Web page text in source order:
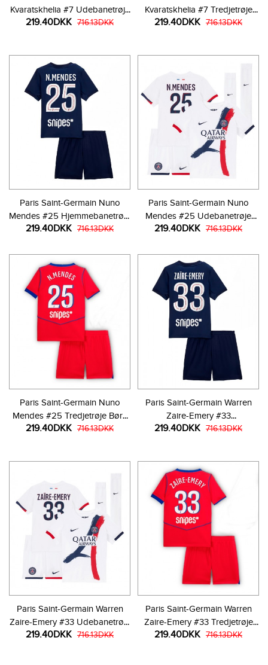
Kvaratskhelia #7 Udebanetrøje
Børn 2025-26 Kortærmet (+
219.40DKK 716.13DKK
Kvaratskhelia #7 Tredjetrøje
Børn 2025-26 Kortærmet (+
219.40DKK 716.13DKK
Paris Saint-Germain Nuno
Mendes #25 Hjemmebanetrøje
Børn 2025-26 Kortærmet (+
219.40DKK 716.13DKK
Paris Saint-Germain Nuno
Mendes #25 Udebanetrøje
Børn 2025-26 Kortærmet (+
219.40DKK 716.13DKK
Paris Saint-Germain Nuno
Mendes #25 Tredjetrøje Børn
2025-26 Kortærmet (+ Korte
219.40DKK 716.13DKK
Paris Saint-Germain Warren
Zaire-Emery #33
Hjemmebanetrøje Børn 2025-
219.40DKK 716.13DKK
Paris Saint-Germain Warren
Zaire-Emery #33 Udebanetrøje
Børn 2025-26 Kortærmet (+
219.40DKK 716.13DKK
Paris Saint-Germain Warren
Zaire-Emery #33 Tredjetrøje
Børn 2025-26 Kortærmet (+
219.40DKK 716.13DKK